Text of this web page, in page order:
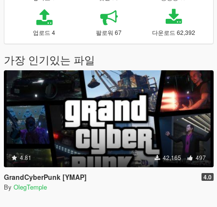
업로드 4 팔로워 67 다운로드 62,392
가장 인기있는 파일
4.81 42,165 497
GrandCyberPunk [YMAP] 4.0
By OlegTemple